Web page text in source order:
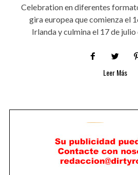
Celebration en diferentes
gira europea que comienza el
Irlanda y culmina el 17 de julio
Leer Más